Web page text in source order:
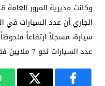
وكانت مديرية المرور
عدد السيارات نحو 7 ملايين فقط.